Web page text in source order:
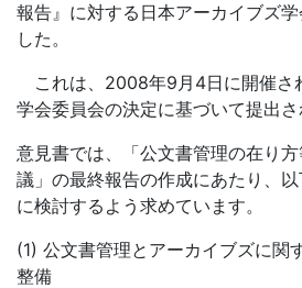
報告』に対する日本アーカイブズ
した。
これは、2008年9月4日に開催さ
学会委員会の決定に基づいて提出さ
意見書では、「公文書管理の在り
議」の最終報告の作成にあたり、
に検討するよう求めています。
(1) 公文書管理とアーカイブズに関
整備